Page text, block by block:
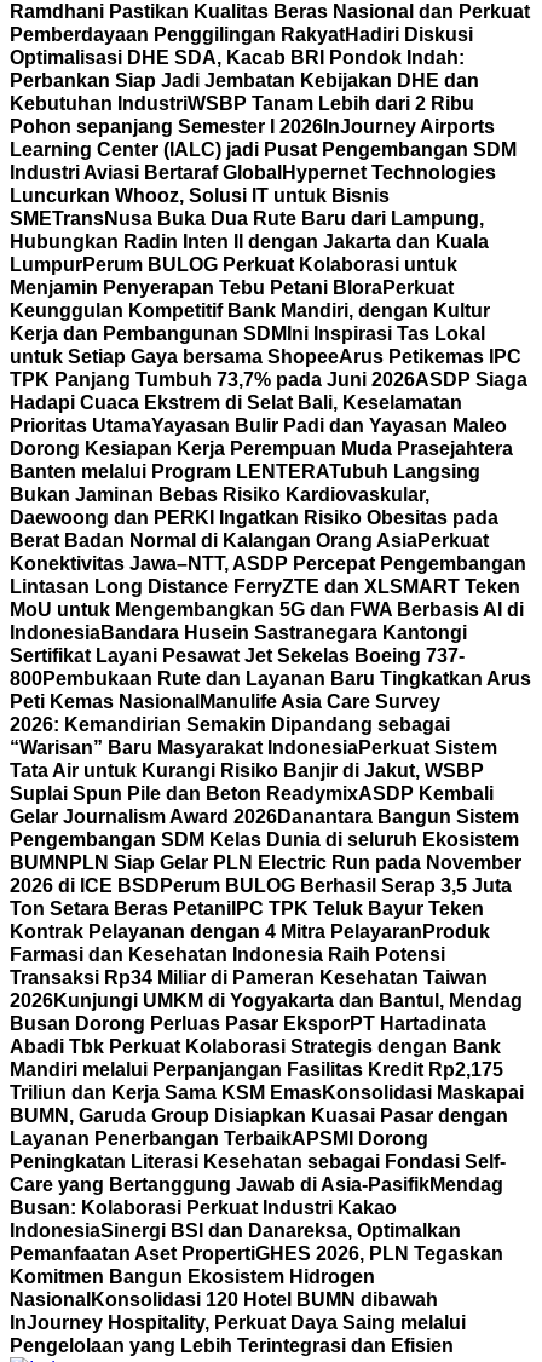
Ramdhani Pastikan Kualitas Beras Nasional dan Perkuat
Pemberdayaan Penggilingan RakyatHadiri Diskusi
Optimalisasi DHE SDA, Kacab BRI Pondok Indah:
Perbankan Siap Jadi Jembatan Kebijakan DHE dan
Kebutuhan IndustriWSBP Tanam Lebih dari 2 Ribu
Pohon sepanjang Semester I 2026 InJourney Airports
Learning Center (IALC) jadi Pusat Pengembangan SDM
Industri Aviasi Bertaraf Global Hypernet Technologies
Luncurkan Whooz, Solusi IT untuk Bisnis
SMETransNusa Buka Dua Rute Baru dari Lampung,
Hubungkan Radin Inten II dengan Jakarta dan Kuala
LumpurPerum BULOG Perkuat Kolaborasi untuk
Menjamin Penyerapan Tebu Petani BloraPerkuat
Keunggulan Kompetitif Bank Mandiri, dengan Kultur
Kerja dan Pembangunan SDM Ini Inspirasi Tas Lokal
untuk Setiap Gaya bersama ShopeeArus Petikemas IPC
TPK Panjang Tumbuh 73,7% pada Juni 2026ASDP Siaga
Hadapi Cuaca Ekstrem di Selat Bali, Keselamatan
Prioritas UtamaYayasan Bulir Padi dan Yayasan Maleo
Dorong Kesiapan Kerja Perempuan Muda Prasejahtera
Banten melalui Program LENTERATubuh Langsing
Bukan Jaminan Bebas Risiko Kardiovaskular,
Daewoong dan PERKI Ingatkan Risiko Obesitas pada
Berat Badan Normal di Kalangan Orang AsiaPerkuat
Konektivitas Jawa–NTT, ASDP Percepat Pengembangan
Lintasan Long Distance FerryZTE dan XLSMART Teken
MoU untuk Mengembangkan 5G dan FWA Berbasis AI di
IndonesiaBandara Husein Sastranegara Kantongi
Sertifikat Layani Pesawat Jet Sekelas Boeing 737-
800Pembukaan Rute dan Layanan Baru Tingkatkan Arus
Peti Kemas Nasional Manulife Asia Care Survey
2026: Kemandirian Semakin Dipandang sebagai
“Warisan” Baru Masyarakat IndonesiaPerkuat Sistem
Tata Air untuk Kurangi Risiko Banjir di Jakut, WSBP
Suplai Spun Pile dan Beton ReadymixASDP Kembali
Gelar Journalism Award 2026Danantara Bangun Sistem
Pengembangan SDM Kelas Dunia di seluruh Ekosistem
BUMN PLN Siap Gelar PLN Electric Run pada November
2026 di ICE BSD Perum BULOG Berhasil Serap 3,5 Juta
Ton Setara Beras Petani IPC TPK Teluk Bayur Teken
Kontrak Pelayanan dengan 4 Mitra Pelayaran Produk
Farmasi dan Kesehatan Indonesia Raih Potensi
Transaksi Rp34 Miliar di Pameran Kesehatan Taiwan
2026Kunjungi UMKM di Yogyakarta dan Bantul, Mendag
Busan Dorong Perluas Pasar EksporPT Hartadinata
Abadi Tbk Perkuat Kolaborasi Strategis dengan Bank
Mandiri melalui Perpanjangan Fasilitas Kredit Rp2,175
Triliun dan Kerja Sama KSM EmasKonsolidasi Maskapai
BUMN, Garuda Group Disiapkan Kuasai Pasar dengan
Layanan Penerbangan TerbaikAPSMI Dorong
Peningkatan Literasi Kesehatan sebagai Fondasi Self-
Care yang Bertanggung Jawab di Asia-PasifikMendag
Busan: Kolaborasi Perkuat Industri Kakao
IndonesiaSinergi BSI dan Danareksa, Optimalkan
Pemanfaatan Aset PropertiGHES 2026, PLN Tegaskan
Komitmen Bangun Ekosistem Hidrogen
Nasional Konsolidasi 120 Hotel BUMN dibawah
InJourney Hospitality, Perkuat Daya Saing melalui
Pengelolaan yang Lebih Terintegrasi dan Efisien